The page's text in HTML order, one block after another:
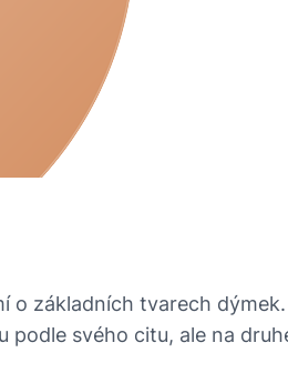
základních tvarech
svého citu, ale na